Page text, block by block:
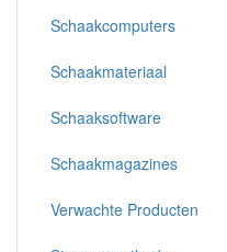
Schaakcomputers
Schaakmateriaal
Schaaksoftware
Schaakmagazines
Verwachte Producten